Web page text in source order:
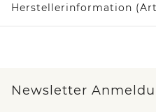
Herstellerinformation
Newsletter